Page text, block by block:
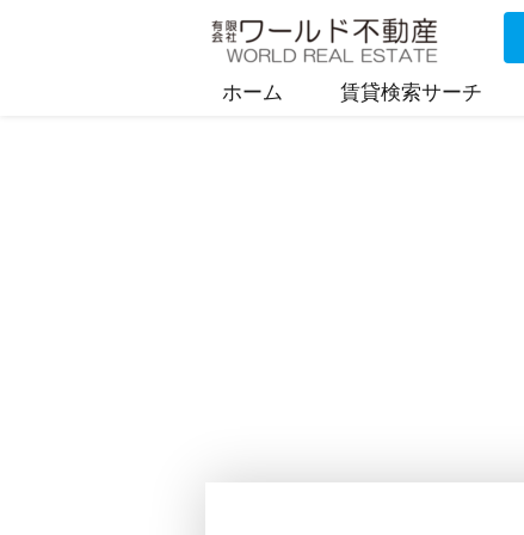
ホーム 賃貸検索サーチ